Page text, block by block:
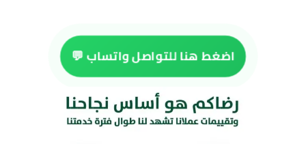
اضغط هنا للتواصل واتساب 💬